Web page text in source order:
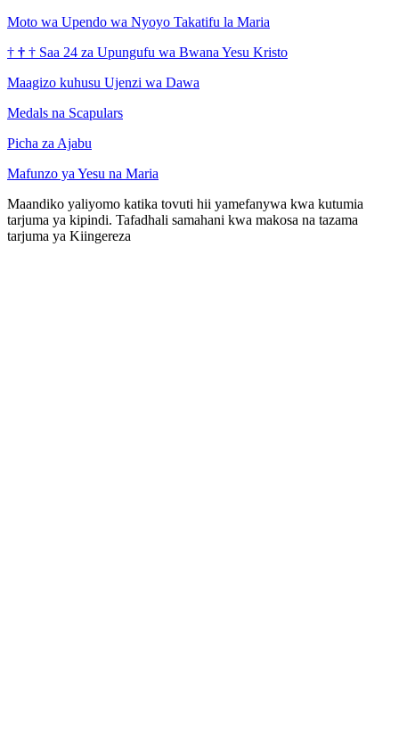
Moto wa Upendo wa Nyoyo Takatifu la Maria
† † † Saa 24 za Upungufu wa Bwana Yesu Kristo
Maagizo kuhusu Ujenzi wa Dawa
Medals na Scapulars
Picha za Ajabu
Mafunzo ya Yesu na Maria
Maandiko yaliyomo katika tovuti hii yamefanywa kwa kutumia
tarjuma ya kipindi. Tafadhali samahani kwa makosa na tazama
tarjuma ya Kiingereza